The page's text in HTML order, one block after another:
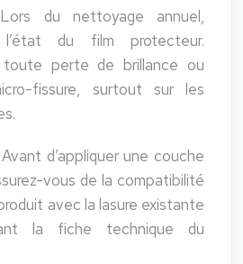
du nettoyage annuel,
l’état du film protecteur.
toute perte de brillance ou
fissure, surtout sur les
d’appliquer une couche
vous de la compatibilité
avec la lasure existante
la fiche technique du